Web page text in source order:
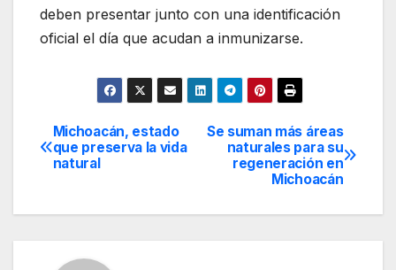
deben presentar junto con una identificación
oficial el día que acudan a inmunizarse.
Navegación
de
entradas
Se suman más áreas
naturales para su
regeneración en
Michoacán
Michoacán, estado
que preserva la vida
natural